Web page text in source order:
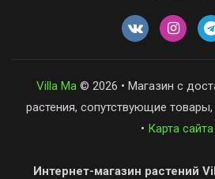
Villa Ma© 2026 • Магазин с
растения, сопутствующие
• Карта сайта
Интернет-магазин растений